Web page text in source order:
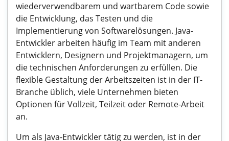
wiederverwendbarem und wartbarem Code sowie
die Entwicklung, das Testen und die
Implementierung von Softwarelösungen. Java-
Entwickler arbeiten häufig im Team mit anderen
Entwicklern, Designern und Projektmanagern, um
die technischen Anforderungen zu erfüllen. Die
flexible Gestaltung der Arbeitszeiten ist in der IT-
Branche üblich, viele Unternehmen bieten
Optionen für Vollzeit, Teilzeit oder Remote-Arbeit
an.
Um als Java-Entwickler tätig zu werden, ist in der